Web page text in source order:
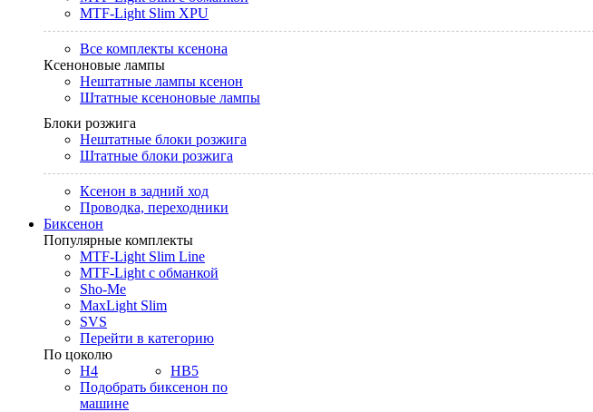
MTF-Light Slim XPU
Все комплекты ксенона
Ксеноновые лампы
Нештатные лампы ксенон
Штатные ксеноновые лампы
Блоки розжига
Нештатные блоки розжига
Штатные блоки розжига
Ксенон в задний ход
Проводка, переходники
Биксенон
Популярные комплекты
MTF-Light Slim Line
MTF-Light с обманкой
Sho-Me
MaxLight Slim
SVS
Перейти в категорию
По цоколю
H4
HB5
Подобрать биксенон по
машине